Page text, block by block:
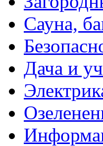
Сауна,
Дача и